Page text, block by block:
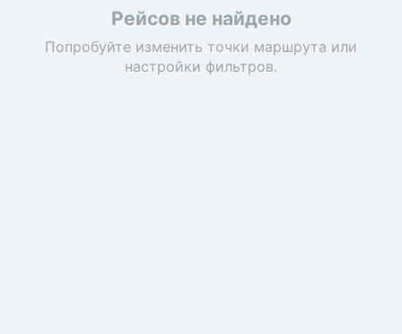
Рейсов не найдено
Попробуйте изменить точки маршрута или
настройки фильтров.